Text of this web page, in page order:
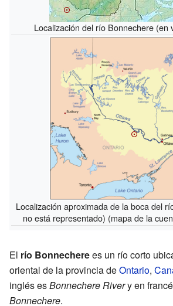
Localización del río Bonnechere (en
Localización aproximada de la boca del
no está representado) (mapa de la
El río Bonnecherees un río corto
oriental de la provincia deOntario,
inglés esBonnechere Rivery en
Bonnechere.